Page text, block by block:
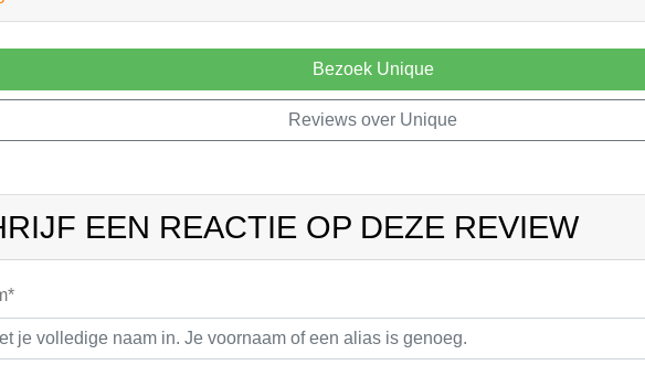
Bezoek Unique
Reviews over Unique
EEN REACTIE OP DEZE REVIEW